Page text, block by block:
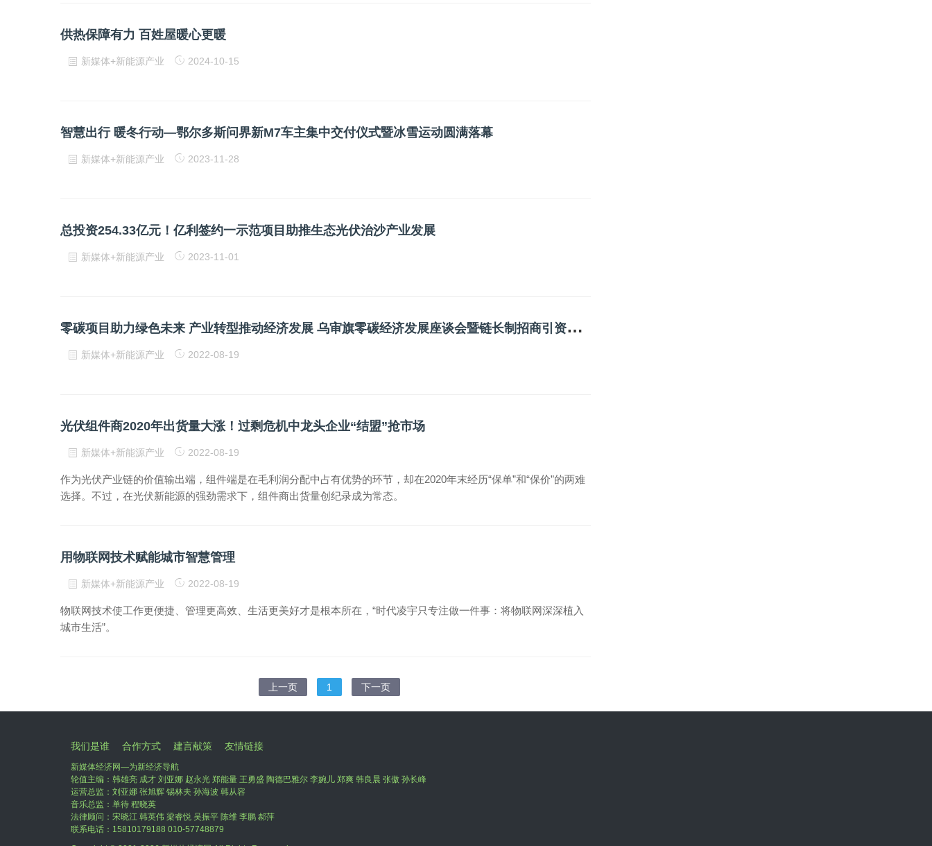
供热保障有力 百姓屋暖心更暖
新媒体+新能源产业 2024-10-15
智慧出行 暖冬行动—鄂尔多斯问界新M7车主集中交付仪式暨冰雪运动圆满落幕
新媒体+新能源产业 2023-11-28
总投资254.33亿元！亿利签约一示范项目助推生态光伏治沙产业发展
新媒体+新能源产业 2023-11-01
零
碳项目助力绿色未来 产业转型推动经济发展 乌审旗零碳经济发展座谈会暨链长制招商引资项目集中签约仪式举行
新媒体+新能源产业 2022-08-19
光伏组件商2020年出货量大涨！过剩危机中龙头企业“结盟”抢市场
新媒体+新能源产业 2022-08-19
作为光伏产业链的价值输出端，组件端是在毛利润分配中占有优势的环节，却在2020年末经历“保单”和“保价”的两难
选择。不过，在光伏新能源的强劲需求下，组件商出货量创纪录成为常态。
用物联网技术赋能城市智慧管理
新媒体+新能源产业 2022-08-19
物联网技术使工作更便捷、管理更高效、生活更美好才是根本所在，“时代凌宇只专注做一件事：将物联网深深植入
城市生活”。
上一页 1 下一页
我们是谁 合作方式 建言献策 友情链接
新媒体经济网—为新经济导航
轮值主编：韩雄亮 成才 刘亚娜 赵永光 郑能量 王勇盛 陶德巴雅尔 李婉儿 郑爽 韩良晨 张傲 孙长峰
运营总监：刘亚娜 张旭辉 锡林夫 孙海波 韩从容
音乐总监：单待 程晓英
法律顾问：宋晓江 韩英伟 梁睿悦 吴振平 陈维 李鹏 郝萍
联系电话：15810179188 010-57748879